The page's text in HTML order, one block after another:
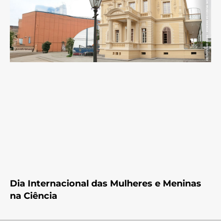
Dia Internacional das Mulheres e Meninas
na Ciência